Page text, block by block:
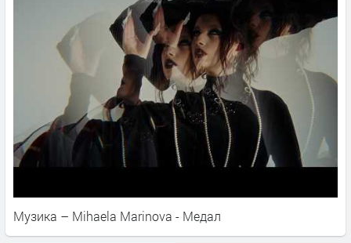
Музика – Mihaela Marinova - Медал